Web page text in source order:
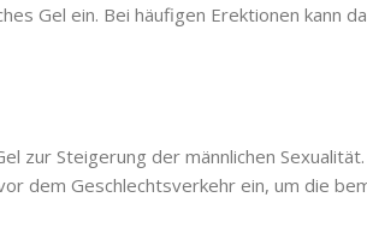
Gel ein. Bei häufigen Erektionen kann
zur Steigerung der männlichen
dem Geschlechtsverkehr ein, um die